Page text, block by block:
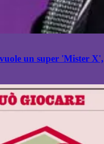
un super 'Mister X',